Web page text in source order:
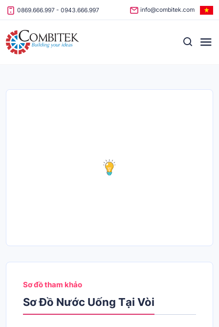
Skip to content
0869.666.997 - 0943.666.997 info@combitek.com
Sơ đồ tham khảo
Sơ Đồ Nước Uống Tại Vòi